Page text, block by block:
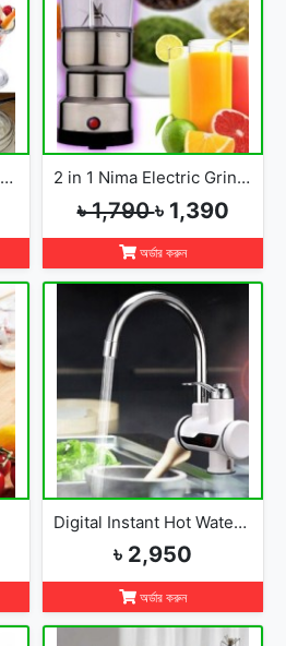
Doi &amp; Ice Cream Maker 2 in 1 Nima Electric Grinder &amp; Blender
৳ 1,790৳ 1,390
অর্ডার করুন
Digital Instant Hot Water Tap
৳ 2,950
অর্ডার করুন